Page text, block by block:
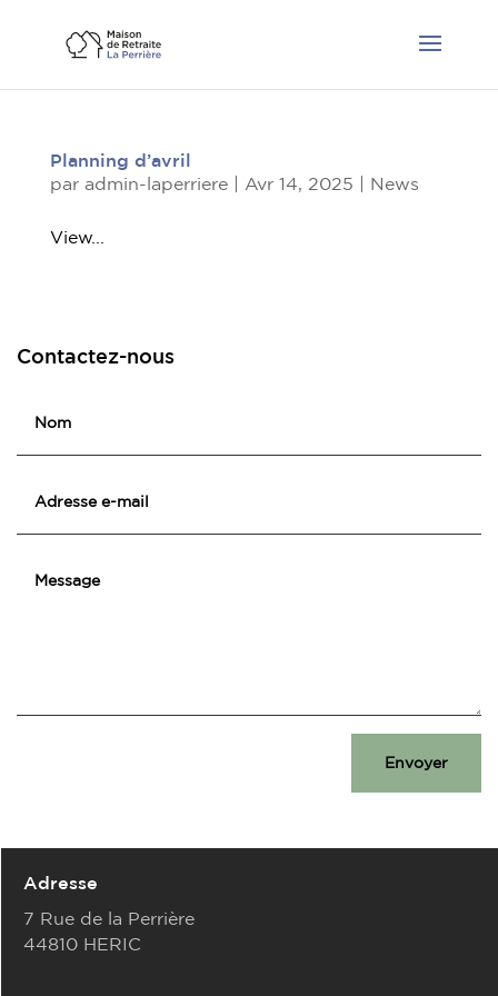
Planning d’avril
par admin-laperriere| Avr 14, 2025 News
View...
Contactez-nous
Envoyer
Adresse
7 Rue de la Perrière
44810 HERIC